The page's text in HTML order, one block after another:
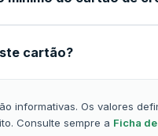
cartão?
informativas. Os valores
Consulte sempre a Ficha